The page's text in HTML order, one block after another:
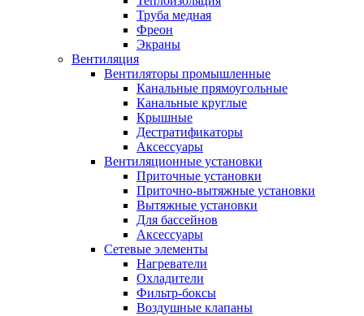
Труба медная
Фреон
Экраны
Вентиляция
Вентиляторы промышленные
Канальные прямоугольные
Канальные круглые
Крышные
Дестратификаторы
Аксессуары
Вентиляционные установки
Приточные установки
Приточно-вытяжные установки
Вытяжные установки
Для бассейнов
Аксессуары
Сетевые элементы
Нагреватели
Охладители
Фильтр-боксы
Воздушные клапаны